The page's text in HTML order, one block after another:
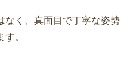
なく、真面目で丁寧な姿勢
。